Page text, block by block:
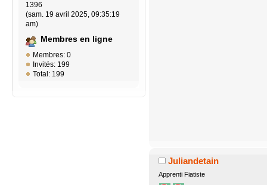
1396
(sam. 19 avril 2025, 09:35:19
am)
Membres en ligne
Membres: 0
Invités: 199
Total: 199
Juliandetain
Apprenti Fiatiste